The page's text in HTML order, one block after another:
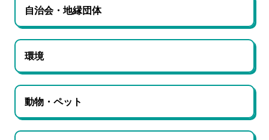
自治会・地縁団体
環境
動物・ペット